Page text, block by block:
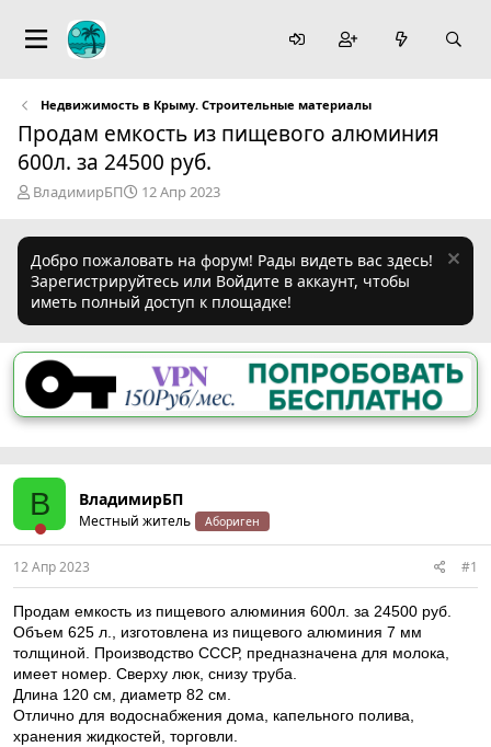
Недвижимость в Крыму. Строительные материалы
Продам емкость из пищевого алюминия
600л. за 24500 руб.
А
р
т
е
м
ы
ВладимирБП
Д
н
а
ч
а
л
12 Апр 2023
Добро пожаловать на форум! Рады видеть вас здесь!
Зарегистрируйтесь или Войдите в аккаунт, чтобы
иметь полный доступ к площадке!
В ВладимирБП
Местный житель Абориген
12 Апр 2023 #1
Продам емкость из пищевого алюминия 600л. за 24500 руб.
Объем 625 л., изготовлена из пищевого алюминия 7 мм
толщиной. Производство СССР, предназначена для молока,
имеет номер. Сверху люк, снизу труба.
Длина 120 см, диаметр 82 см.
Отлично для водоснабжения дома, капельного полива,
хранения жидкостей, торговли.